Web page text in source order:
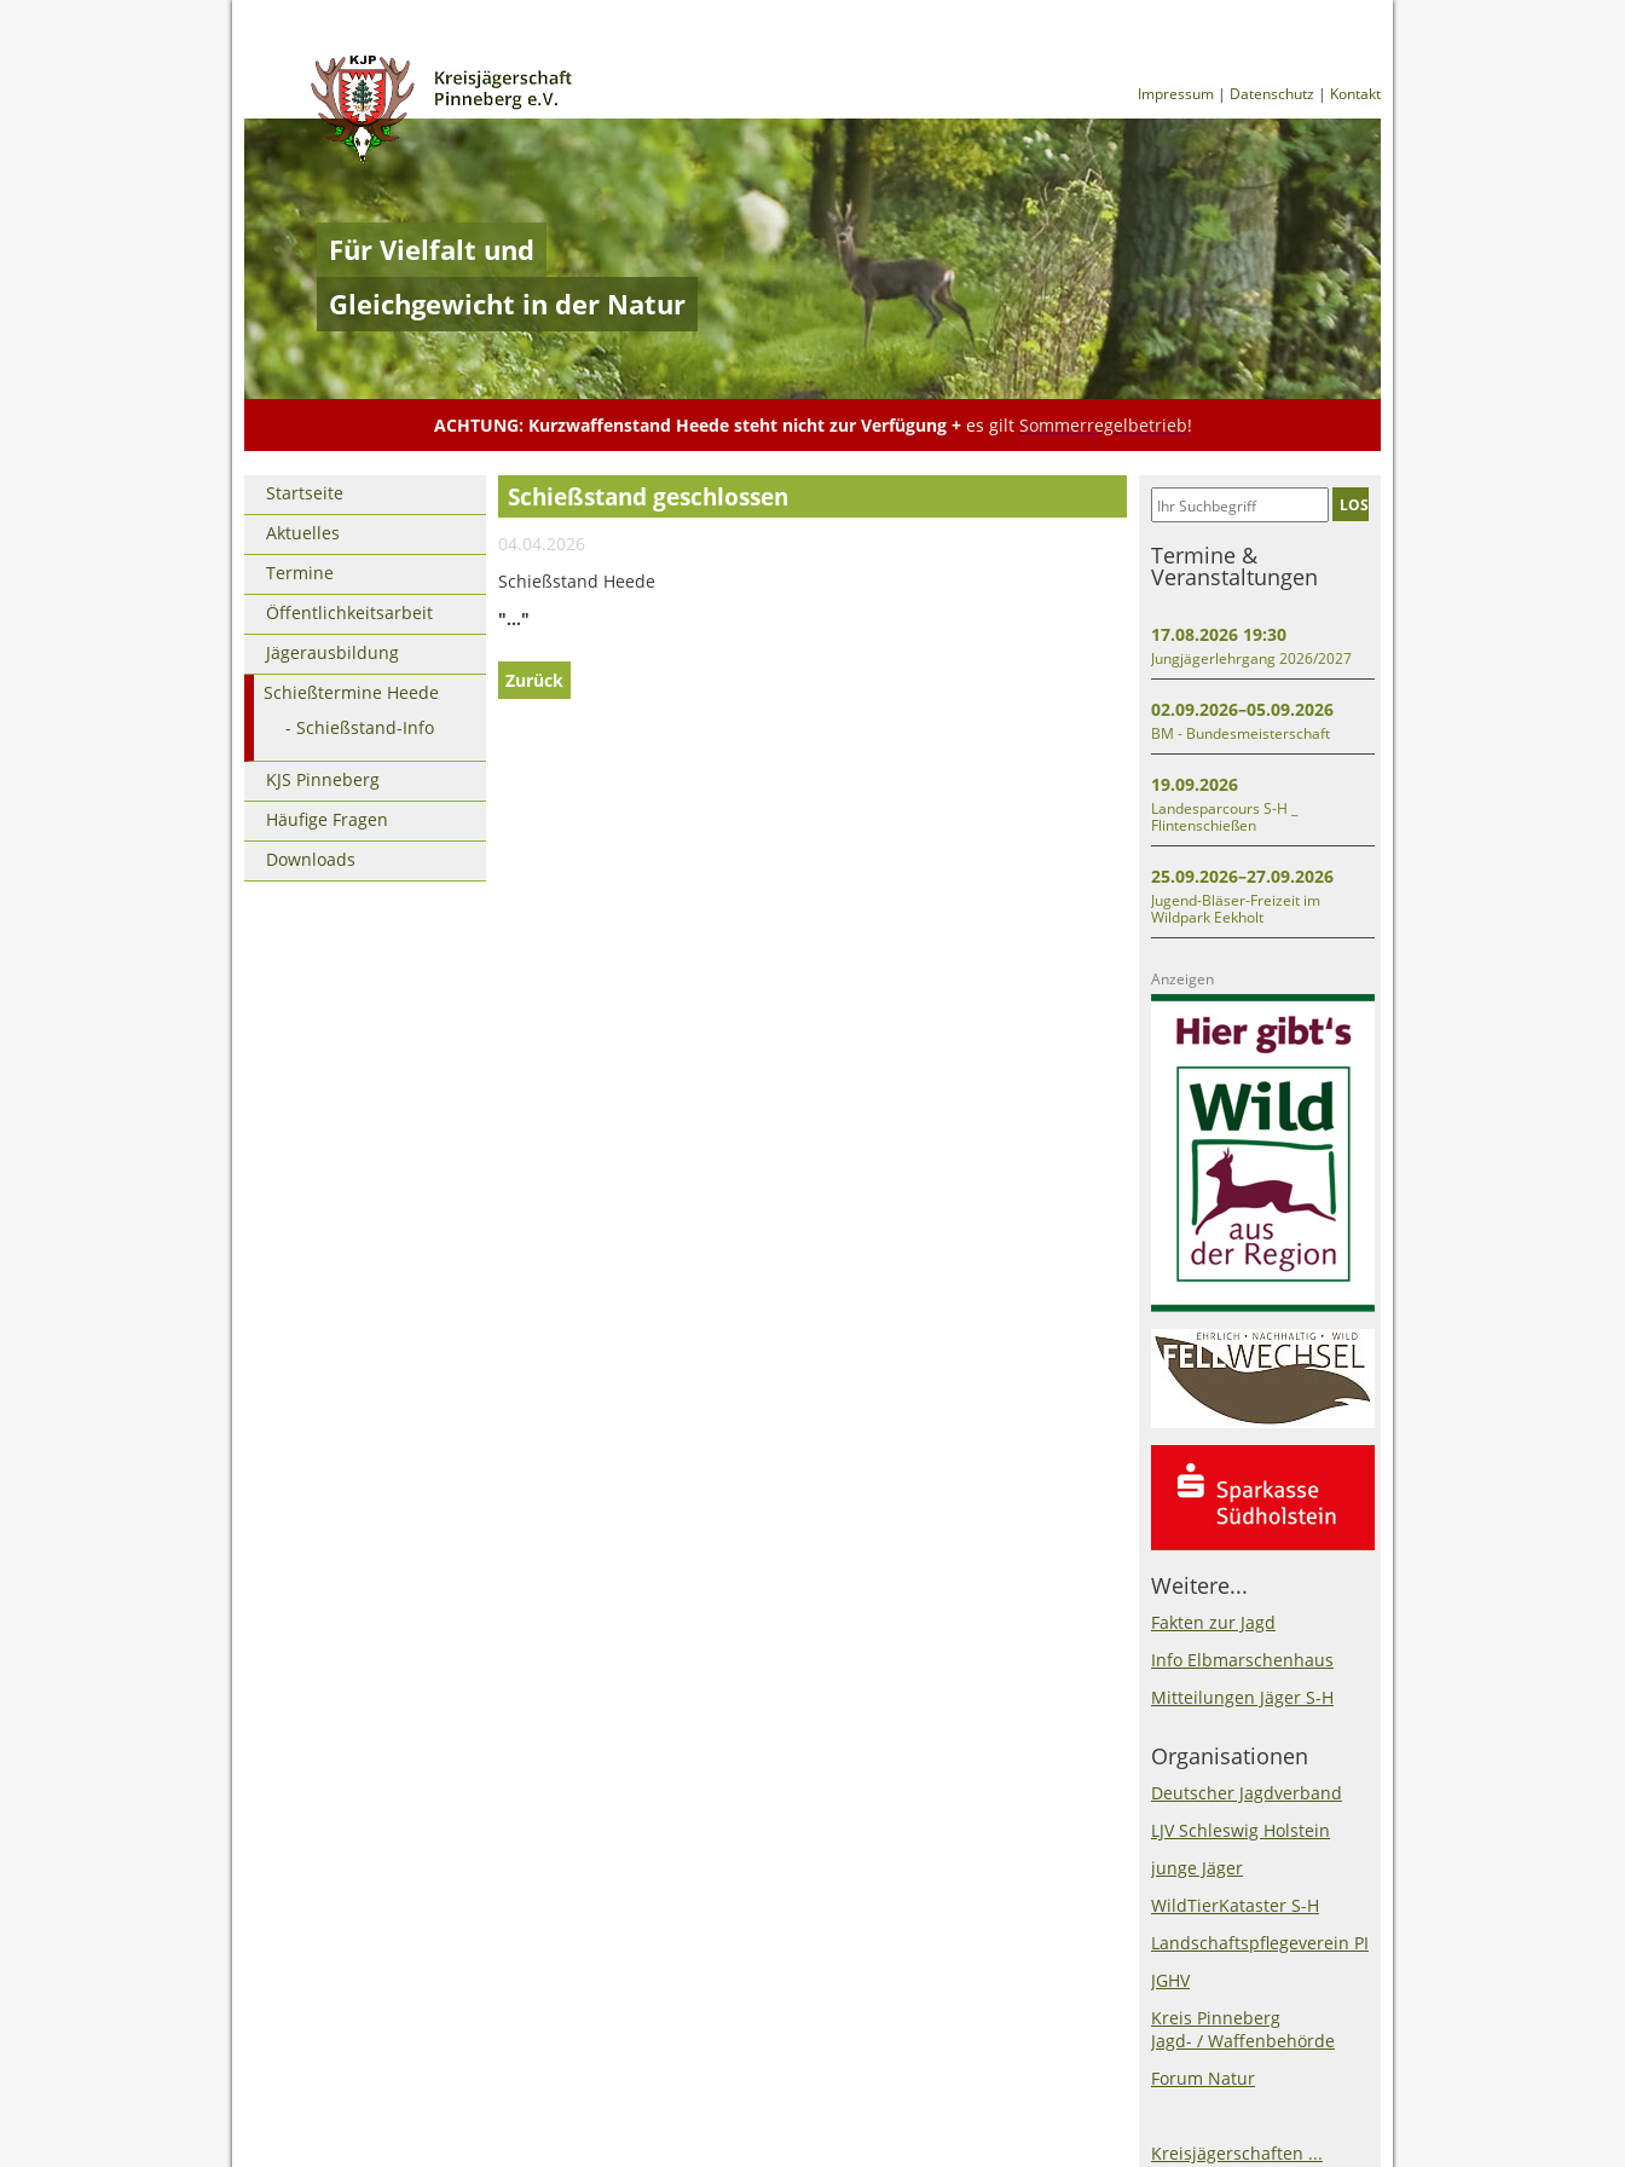
Impressum | Datenschutz | Kontakt
Für Vielfalt und
Gleichgewicht in der Natur
ACHTUNG: Kurzwaffenstand Heede steht nicht zur Verfügung + es gilt Sommerregelbetrieb!
Schießstand geschlossen
04.04.2026
Schießstand Heede
"..."
Zurück
Navigation
überspringen
Startseite
Aktuelles
Termine
Öffentlichkeitsarbeit
Jägerausbildung
Schießtermine Heede
Schießstand-Info
KJS Pinneberg
Häufige Fragen
Downloads
LOS
Termine &
Veranstaltungen
17.08.2026 19:30
Jungjägerlehrgang 2026/2027
02.09.2026–05.09.2026
BM - Bundesmeisterschaft
19.09.2026
Landesparcours S-H _
Flintenschießen
25.09.2026–27.09.2026
Jugend-Bläser-Freizeit im
Wildpark Eekholt
Anzeigen
Weitere...
Fakten zur Jagd
Info Elbmarschenhaus
Mitteilungen Jäger S-H
Organisationen
Deutscher Jagdverband
LJV Schleswig Holstein
junge Jäger
WildTierKataster S-H
Landschaftspflegeverein PI
JGHV
Kreis Pinneberg
Jagd- / Waffenbehörde
Forum Natur
Kreisjägerschaften ...